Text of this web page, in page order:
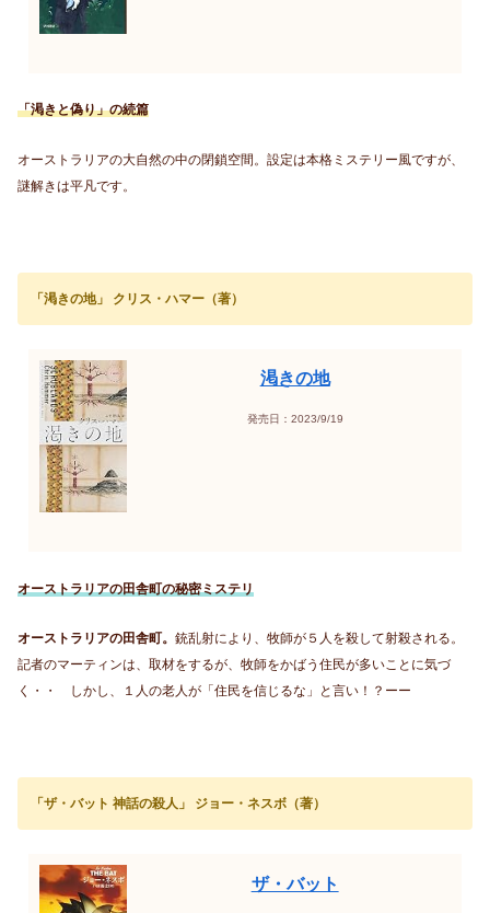
「渇きと偽り」の続篇
オーストラリアの大自然の中の閉鎖空間。設定は本格ミステリー風ですが、
謎解きは平凡です。
「渇きの地」 クリス・ハマー（著）
渇きの地
発売日：2023/9/19
オーストラリアの田舎町の秘密ミステリ
オーストラリアの田舎町。 銃乱射により、牧師が５人を殺して射殺される。
記者のマーティンは、取材をするが、牧師をかばう住民が多いことに気づ
く・・ しかし、１人の老人が「住民を信じるな」と言い！？ーー
「ザ・バット 神話の殺人」 ジョー・ネスボ（著）
ザ・バット